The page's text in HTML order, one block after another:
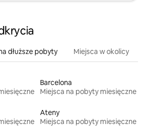
dłuższe pobyty Miejsca w okolicy
Barcelona
Miejsca na pobyty miesięczne
Ateny
Miejsca na pobyty miesięczne